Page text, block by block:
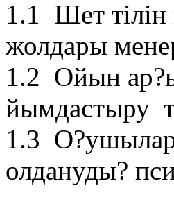
1.1 Шет тілін
жолдары
1.2 Ойын
йымдастыру
1.3
олдануды?